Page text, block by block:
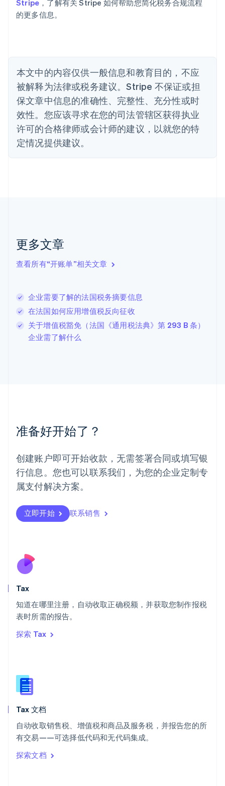
Stripe ，了解有关 Stripe 如何帮助您简化税务合规流程
的更多信息。
本文中的内容仅供一般信息和教育目的，不应
被解释为法律或税务建议。Stripe 不保证或担
保文章中信息的准确性、完整性、充分性或时
效性。您应该寻求在您的司法管辖区获得执业
许可的合格律师或会计师的建议，以就您的特
定情况提供建议。
更多文章
查看所有“开账单”相关文章
企业需要了解的法国税务摘要信息
在法国如何应用增值税反向征收
关于增值税豁免（法国《通用税法典》第 293 B 条）
企业需了解什么
准备好开始了？
创建账户即可开始收款，无需签署合同或填写银
行信息。您也可以联系我们，为您的企业定制专
属支付解决方案。
立即开始 联系销售
Tax
知道在哪里注册，自动收取正确税额，并获取您制作报税
表时所需的报告。
探索 Tax
Tax 文档
自动收取销售税、增值税和商品及服务税，并报告您的所
有交易——可选择低代码和无代码集成。
探索文档
English
巴西
比利时
波兰
English
丹麦
English
德国
Deutsch English
法国
FrançaisEnglish
芬兰
克罗地亚
EnglishItaliano
拉脱维亚
English
列支敦士登
DeutschEnglish
卢森堡
FrançaisDeutschEnglish
罗马尼亚
墨西哥
EspañolEnglish
English
葡萄牙
PortuguêsEnglish
日本
瑞典
Svenska English
瑞士
English
斯洛伐克
泰国
ไทยEnglish
English
English
新西兰
匈牙利
意大利
ItalianoEnglish
印度
English